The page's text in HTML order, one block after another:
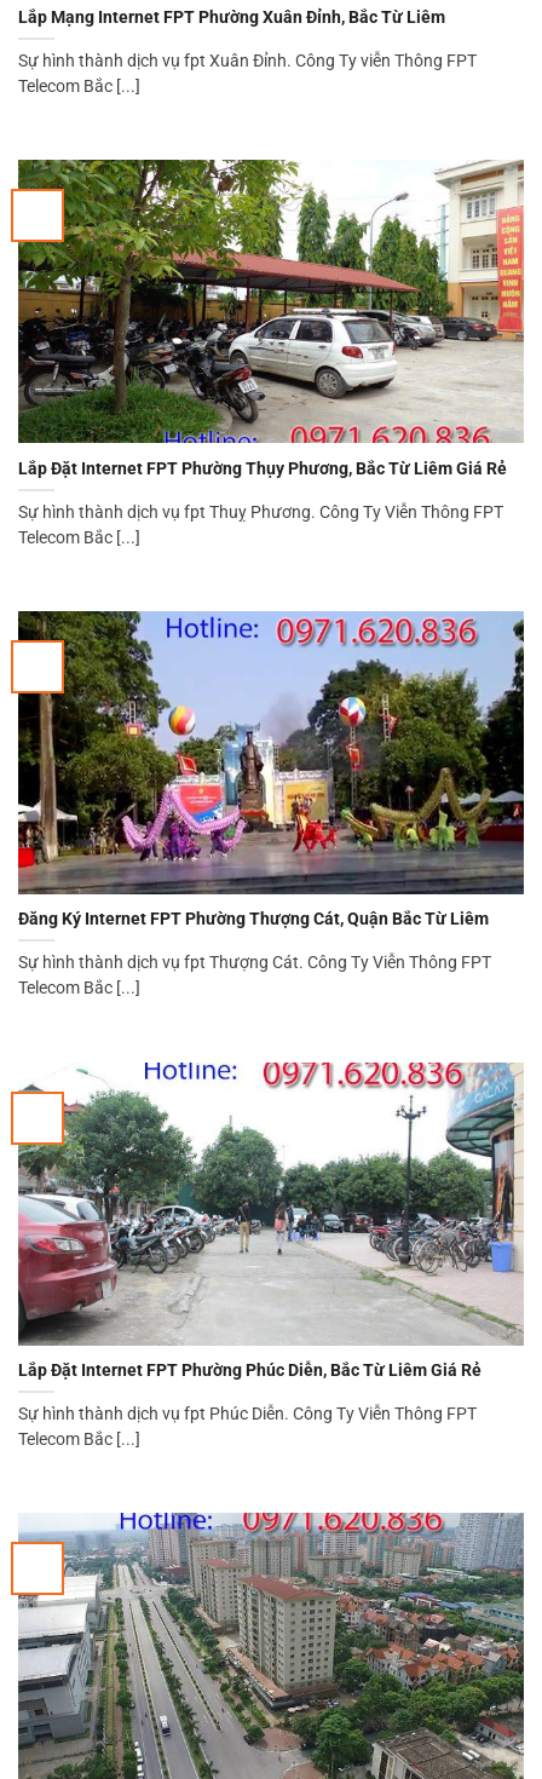
Lắp Mạng Internet FPT Phường Xuân Đỉnh, Bắc Từ Liêm
Sự hình thành dịch vụ fpt Xuân Đỉnh. Công Ty viễn Thông FPT
Telecom Bắc [...]
Lắp Đặt Internet FPT Phường Thụy Phương, Bắc Từ Liêm Giá Rẻ
Sự hình thành dịch vụ fpt Thuỵ Phương. Công Ty Viễn Thông FPT
Telecom Bắc [...]
Đăng Ký Internet FPT Phường Thượng Cát, Quận Bắc Từ Liêm
Sự hình thành dịch vụ fpt Thượng Cát. Công Ty Viễn Thông FPT
Telecom Bắc [...]
Lắp Đặt Internet FPT Phường Phúc Diễn, Bắc Từ Liêm Giá Rẻ
Sự hình thành dịch vụ fpt Phúc Diễn. Công Ty Viễn Thông FPT
Telecom Bắc [...]